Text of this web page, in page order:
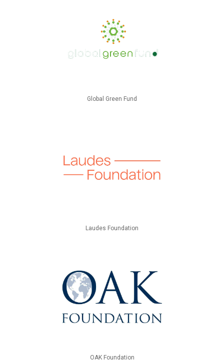
Global Green Fund
Laudes Foundation
OAK Foundation